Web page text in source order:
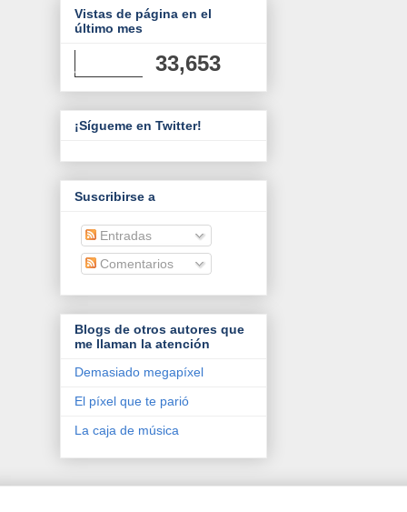
Vistas de página en el
último mes
33,653
¡Sígueme en Twitter!
Suscribirse a
Entradas
Comentarios
Blogs de otros autores que
me llaman la atención
Demasiado megapíxel
El píxel que te parió
La caja de música